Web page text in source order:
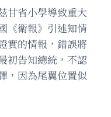
甘省小學導致重大
《衛報》引述知情
實的情報，錯誤將
初告知總統，不認
，因為尾翼位置似